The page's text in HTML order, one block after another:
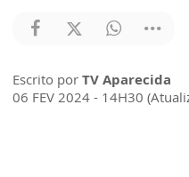
Escrito por TV Aparecida
06 FEV 2024 - 14H30